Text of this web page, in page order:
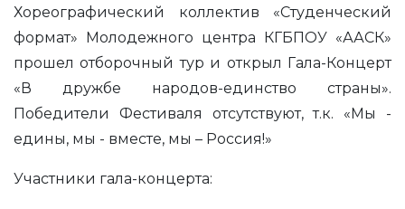
Хореографический коллектив «Студенческий
формат» Молодежного центра КГБПОУ «ААСК»
прошел отборочный тур и открыл Гала-Концерт
«В дружбе народов-единство страны».
Победители Фестиваля отсутствуют, т.к. «Мы -
едины, мы - вместе, мы – Россия!»
Участники гала-концерта: